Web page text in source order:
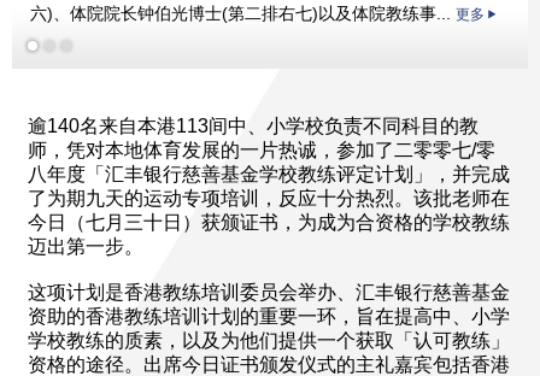
六)、体院院长钟伯光博士(第二排右七)以及体院教练事... 更多
逾140名来自本港113间中、小学校负责不同科目的教
师，凭对本地体育发展的一片热诚，参加了二零零七/零
八年度「汇丰银行慈善基金学校教练评定计划」，并完成
了为期九天的运动专项培训，反应十分热烈。该批老师在
今日（七月三十日）获颁证书，为成为合资格的学校教练
迈出第一步。
这项计划是香港教练培训委员会举办、汇丰银行慈善基金
资助的香港教练培训计划的重要一环，旨在提高中、小学
学校教练的质素，以及为他们提供一个获取「认可教练」
资格的途径。出席今日证书颁发仪式的主礼嘉宾包括香港